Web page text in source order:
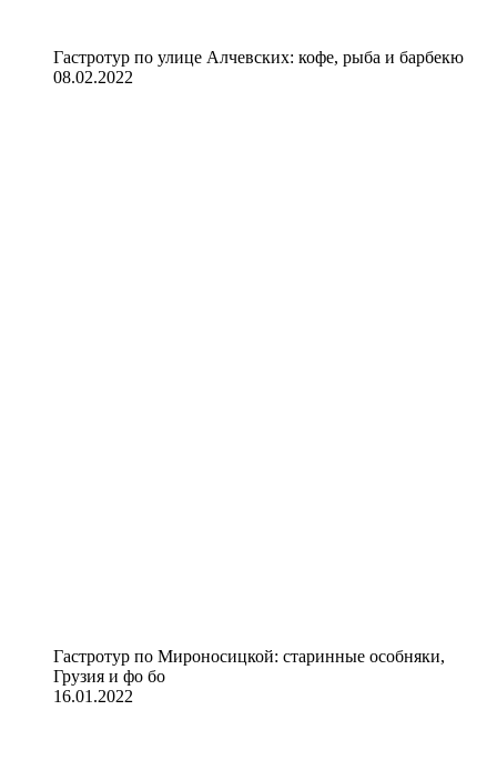
Гастротур по улице Алчевских: кофе, рыба и барбекю
08.02.2022
Гастротур по Мироносицкой: старинные особняки,
Грузия и фо бо
16.01.2022